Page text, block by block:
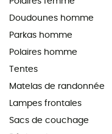
Doudounes homme
Parkas homme
Polaires homme
Tentes
Matelas de randonnée
Lampes frontales
Sacs de couchage